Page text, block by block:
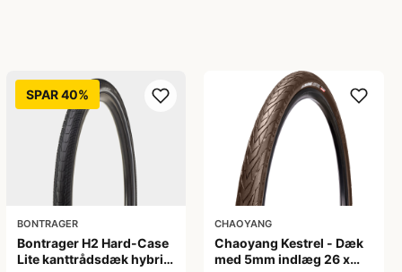
SPAR 40%
BONTRAGER
Bontrager H2 Hard-Case
Lite kanttrådsdæk hybrid
CHAOYANG
Chaoyang Kestrel - Dæk
med 5mm indlæg 26 x